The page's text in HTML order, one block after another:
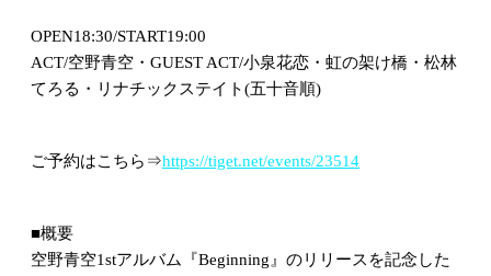
OPEN18:30/START19:00
ACT/空野青空・GUEST ACT/小泉花恋・虹の架け橋・松林
てろる・リナチックステイト(五十音順)
ご予約はこちら⇒https://tiget.net/events/23514
■概要
空野青空1stアルバム『Beginning』のリリースを記念した